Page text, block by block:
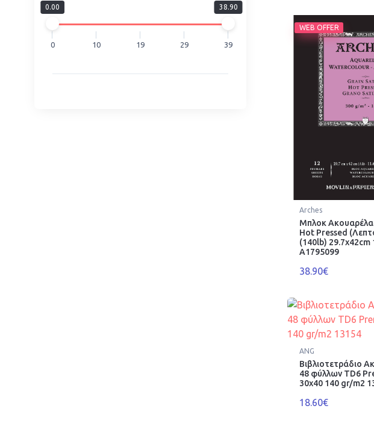
0.00 38.90
0 10 19 29 39
WEB OFFER
Arches
Μπλοκ
Hot Pressed
(140lb)
A1795099
38.90€
ANG
Βιβλιοτετράδιο
48 φύλλων TD6
30x40 140 gr/m2
18.60€